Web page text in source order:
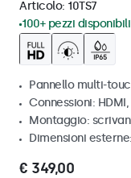
Articolo: 10TS7
100+ pezzi disponibili
Pannello multi-
Connessioni:
Montaggio:
Dimensioni
€ 349,00